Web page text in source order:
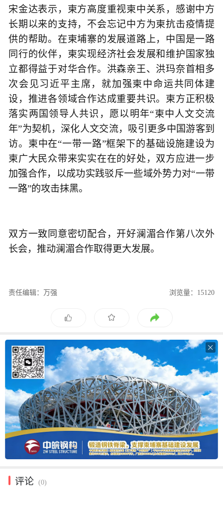
宋金达表示，柬方高度重视柬中关系，感谢中方
长期以来的支持，不会忘记中方为柬抗击疫情提
供的帮助。在柬埔寨的发展道路上，中国是一路
同行的伙伴，柬实现经济社会发展和维护国家独
立都得益于对华合作。洪森亲王、洪玛奈首相多
次会见习近平主席，就加强柬中命运共同体建
设，推进各领域合作达成重要共识。柬方正积极
落实两国领导人共识，愿以明年“柬中人文交流
年”为契机，深化人文交流，吸引更多中国游客到
访。柬中在“一带一路”框架下的基础设施建设为
柬广大民众带来实实在在的好处，双方应进一步
加强合作，以成功实践驳斥一些域外势力对“一带
一路”的攻击抹黑。
双方一致同意密切配合，开好澜湄合作第八次外
长会，推动澜湄合作取得更大发展。
责任编辑：万强 浏览量：15120

评论 (0)